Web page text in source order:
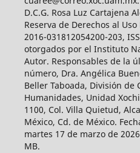
D.C.G. Rosa Luz Cartajena
Reserva de Derechos al
2016-031812054200-203,
otorgados por el Instituto
Autor. Responsables de la
número, Dra. Angélica
Beller Taboada, División de
Humanidades, Unidad
1100, Col. Villa Quietud,
México, Cd. de México.
martes 17 de marzo de
MB.